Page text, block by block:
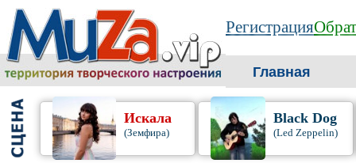
Регистрация
Главная
Искала
(Земфира)
Black Dog
(Led Zeppelin)